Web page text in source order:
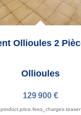
Ollioules
129 900 €
product.price.fees_charges.teaser